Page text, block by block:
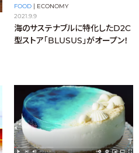
FOOD | ECONOMY
2021.9.9
海のサステナブルに特化したD2C
型ストア「BLUSUS」がオープン！